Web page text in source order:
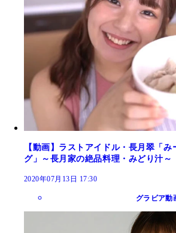
【動画】ラストアイドル・長月翠「
グ」～長月家の絶品料理・みどり汁～
2020年07月13日 17:30
グラビア動